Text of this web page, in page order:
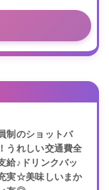
制のショットバ
うれしい交通費全
給♪ドリンクバッ
実☆美味しいまか